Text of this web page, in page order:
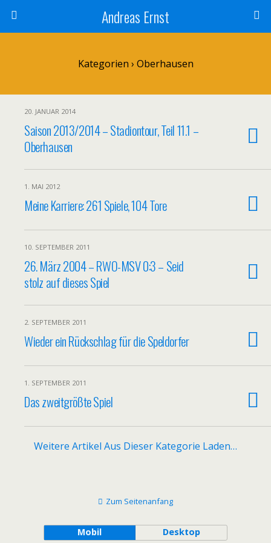
Andreas Ernst
Kategorien › Oberhausen
20. JANUAR 2014
Saison 2013/2014 – Stadiontour, Teil 11.1 –
Oberhausen
1. MAI 2012
Meine Karriere: 261 Spiele, 104 Tore
10. SEPTEMBER 2011
26. März 2004 – RWO-MSV 0:3 – Seid
stolz auf dieses Spiel
2. SEPTEMBER 2011
Wieder ein Rückschlag für die Speldorfer
1. SEPTEMBER 2011
Das zweitgrößte Spiel
Weitere Artikel Aus Dieser Kategorie Laden…
Zum Seitenanfang
Mobil Desktop